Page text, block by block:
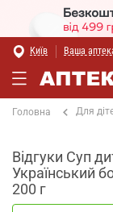
Київ Ваша
Головна Для
Відгуки Суп
Український
200 г